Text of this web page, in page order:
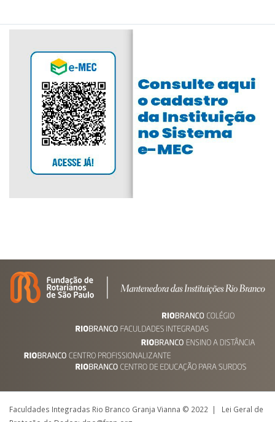
Faculdades Integradas Rio Branco Granja Vianna © 2022 | Lei Geral de